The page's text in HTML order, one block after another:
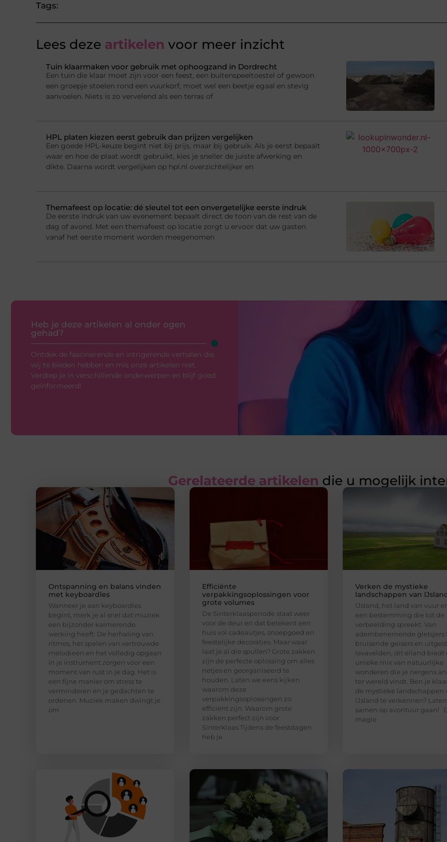
Tags:
Lees deze artikelen voor meer inzicht
Tuin klaarmaken voor gebruik met ophoogzand in Dordrecht
Een tuin die klaar moet zijn voor een feest, een buitenspeeltoestel of gewoon
een groepje stoelen rond een vuurkorf, moet wel een beetje egaal en stevig
aanvoelen. Niets is zo vervelend als een terras of
HPL platen kiezen eerst gebruik dan prijzen vergelijken
Een goede HPL-keuze begint niet bij prijs, maar bij gebruik. Als je eerst bepaalt
waar en hoe de plaat wordt gebruikt, kies je sneller de juiste afwerking en
dikte. Daarna wordt vergelijken op hpl.nl overzichtelijker en
Themafeest op locatie: dé sleutel tot een onvergetelijke eerste indruk
De eerste indruk van uw evenement bepaalt direct de toon van de rest van de
dag of avond. Met een themafeest op locatie zorgt u ervoor dat uw gasten
vanaf het eerste moment worden meegenomen
Heb je deze artikelen al onder ogen
gehad?
Ontdek de fascinerende en intrigerende verhalen die
wij te bieden hebben en mis onze artikelen niet.
Verdiep je in verschillende onderwerpen en blijf goed
geïnformeerd!
Gerelateerde artikelen die u mogelijk
Ontspanning en balans vinden
met keyboardles
Wanneer je aan keyboardles
begint, merk je al snel dat muziek
een bijzonder kalmerende
werking heeft. De herhaling van
ritmes, het spelen van vertrouwde
melodieën en het volledig opgaan
in je instrument zorgen voor een
moment van rust in je dag. Het is
een fijne manier om stress te
verminderen en je gedachten te
ordenen. Muziek maken dwingt je
om
Efficiënte
verpakkingsoplossingen voor
grote volumes
De Sinterklaasperiode staat weer
voor de deur en dat betekent een
huis vol cadeautjes, snoepgoed en
feestelijke decoraties. Maar waar
laat je al die spullen? Grote zakken
zijn de perfecte oplossing om alles
netjes en georganiseerd te
houden. Laten we eens kijken
waarom deze
verpakkingsoplossingen zo
efficiënt zijn. Waarom grote
zakken perfect zijn voor
Sinterklaas Tijdens de feestdagen
heb je
Verken de mystieke
landschappen van
IJsland, het land van vuur
een bestemming die tot de
verbeelding spreekt. Van
adembenemende gletsjers
bruisende geisers en
lavavelden, dit eiland biedt
unieke mix van natuurlijke
wonderen die je nergens
ter wereld vindt. Ben je
de mystieke landschappen
IJsland te verkennen?
samen op avontuur gaan!
magie